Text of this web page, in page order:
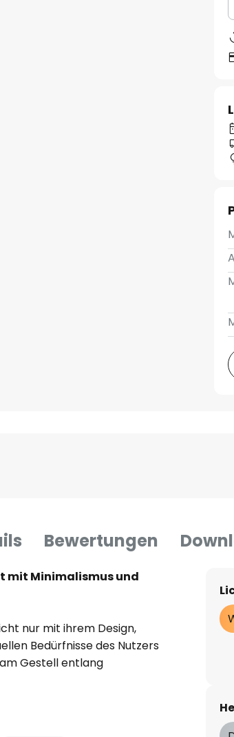
Bewertungen
mit Minimalismus und
nur mit ihrem Design,
Bedürfnisse des Nutzers
Gestell entlang
auch die Neigung des
und wird durch den